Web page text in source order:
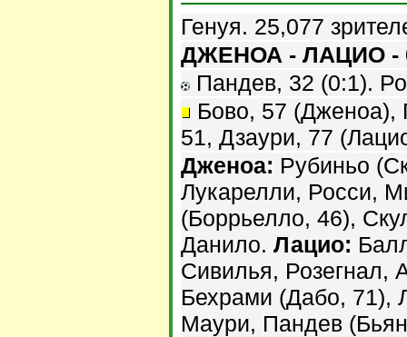
Генуя. 25,077
ДЖЕНОА - ЛАЦИО -
Пандев, 32 (0:1).
Бово, 57 (Дженоа),
51, Дзаури, 77
Дженоа: Рубиньо
Лукарелли, Росси,
(Боррьелло, 46),
Данило. Лацио:
Сивилья, Розегнал,
Бехрами (Дабо, 71),
Маури, Пандев